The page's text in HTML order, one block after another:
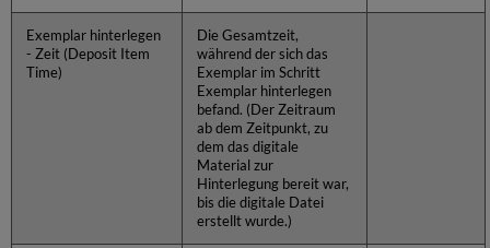
Exemplar hinterlegen
- Zeit (Deposit Item
Time)
Die Gesamtzeit,
während der sich das
Exemplar im Schritt
Exemplar hinterlegen
befand. (Der Zeitraum
ab dem Zeitpunkt, zu
dem das digitale
Material zur
Hinterlegung bereit war,
bis die digitale Datei
erstellt wurde.)